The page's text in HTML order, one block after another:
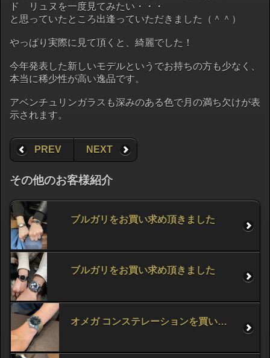
ド リュヌを一度見てみたい・・・
と思っていたところ出逢っていただきました（＾＾）
やっぱり実際に見て頂くと、綺麗でした！
今年発表した新しいモデルというでお持ちの方も少なく、
本当に稀少性が高い逸品です。
アベンチュリンガラスも深みのある色で月の満ち欠けが表
示されます。
PREV NEXT
その他のお客様紹介
ブルガリをお買い求め頂きました
ブルガリをお買い求め頂きました
オメガ コンステレーションを買い求め頂きました！